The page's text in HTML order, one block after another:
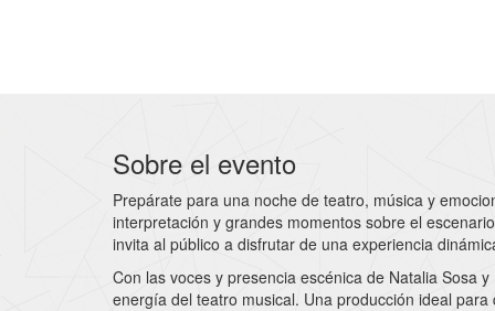
Sobre el evento
Prepárate para una noche de teatro, música y
interpretación y grandes momentos sobre el
invita al público a disfrutar de una experiencia
Con las voces y presencia escénica de Natalia Sosa
energía del teatro musical. Una producción ideal